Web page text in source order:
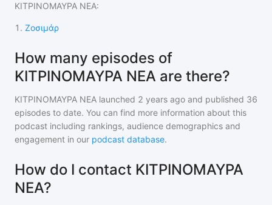
ΚΙΤΡΙΝΟΜΑΥΡΑ ΝΕΑ:
1 . Ζοσιμάρ
How many episodes of
ΚΙΤΡΙΝΟΜΑΥΡΑ ΝΕΑ are there?
ΚΙΤΡΙΝΟΜΑΥΡΑ ΝΕΑ launched 2 years ago and published 36
episodes to date. You can find more information about this
podcast including rankings, audience demographics and
engagement in our podcast database.
How do I contact ΚΙΤΡΙΝΟΜΑΥΡΑ
ΝΕΑ?